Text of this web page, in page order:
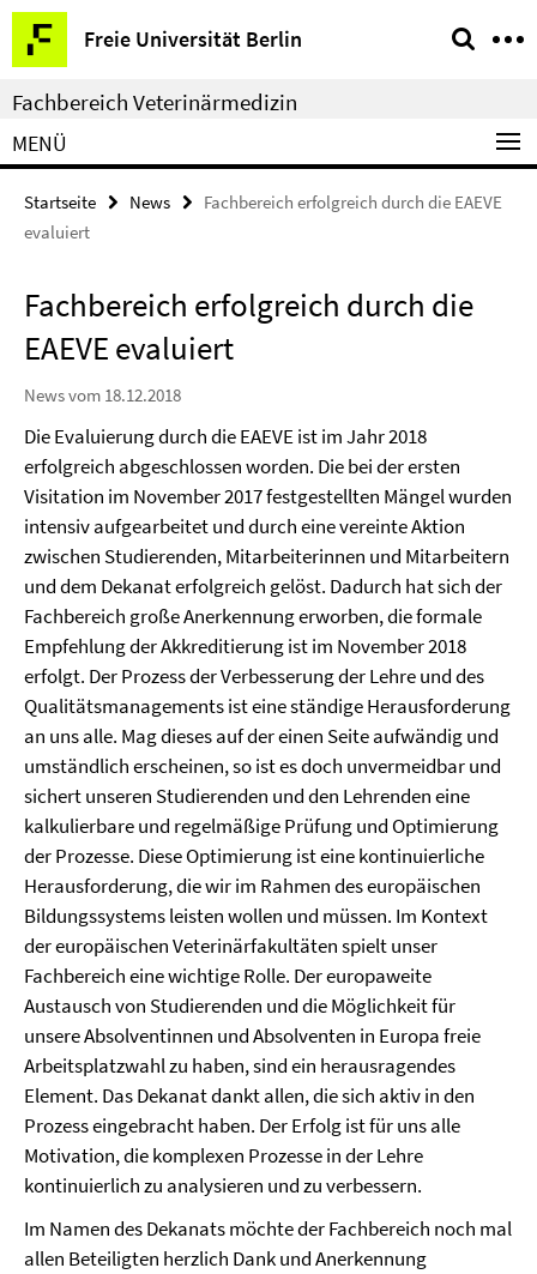
Springe
direkt
zu
Inhalt
Freie Universität Berlin
Service-
Navigation
Fachbereich Veterinärmedizin
MENÜ
Startseite News
Fachbereich erfolgreich durch die EAEVE
evaluiert
Fachbereich erfolgreich durch die
EAEVE evaluiert
News vom 18.12.2018
Die Evaluierung durch die EAEVE ist im Jahr 2018
erfolgreich abgeschlossen worden. Die bei der ersten
Visitation im November 2017 festgestellten Mängel wurden
intensiv aufgearbeitet und durch eine vereinte Aktion
zwischen Studierenden, Mitarbeiterinnen und Mitarbeitern
und dem Dekanat erfolgreich gelöst. Dadurch hat sich der
Fachbereich große Anerkennung erworben, die formale
Empfehlung der Akkreditierung ist im November 2018
erfolgt. Der Prozess der Verbesserung der Lehre und des
Qualitätsmanagements ist eine ständige Herausforderung
an uns alle. Mag dieses auf der einen Seite aufwändig und
umständlich erscheinen, so ist es doch unvermeidbar und
sichert unseren Studierenden und den Lehrenden eine
kalkulierbare und regelmäßige Prüfung und Optimierung
der Prozesse. Diese Optimierung ist eine kontinuierliche
Herausforderung, die wir im Rahmen des europäischen
Bildungssystems leisten wollen und müssen. Im Kontext
der europäischen Veterinärfakultäten spielt unser
Fachbereich eine wichtige Rolle. Der europaweite
Austausch von Studierenden und die Möglichkeit für
unsere Absolventinnen und Absolventen in Europa freie
Arbeitsplatzwahl zu haben, sind ein herausragendes
Element. Das Dekanat dankt allen, die sich aktiv in den
Prozess eingebracht haben. Der Erfolg ist für uns alle
Motivation, die komplexen Prozesse in der Lehre
kontinuierlich zu analysieren und zu verbessern.
Im Namen des Dekanats möchte der Fachbereich noch mal
allen Beteiligten herzlich Dank und Anerkennung